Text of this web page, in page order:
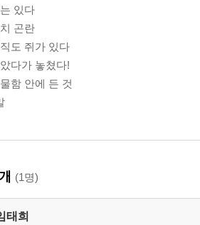
있다
곤란
도 쥐가 있다
다가 놓쳤다!
함 안에 든 것
(1명)
태희